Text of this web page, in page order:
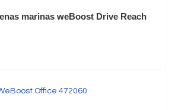
marinas weBoost Drive Reach
Office 472060